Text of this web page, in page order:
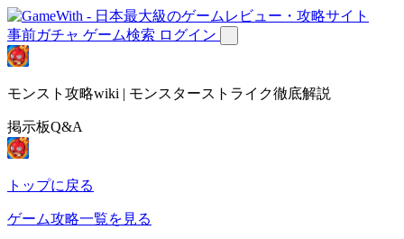
事前ガチャ ゲーム検索 ログイン
モンスト攻略wiki | モンスターストライク徹底解説
掲示板Q&A
トップに戻る
ゲーム攻略一覧を見る